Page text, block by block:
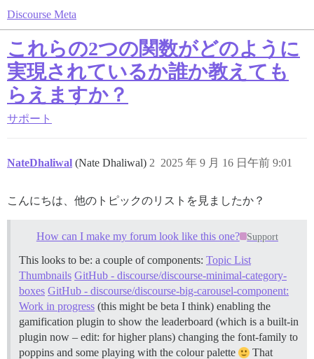
Discourse Meta
これらの2つの関数がどのように
実現されているか誰か教えても
らえますか？
サポート
NateDhaliwal (Nate Dhaliwal) 2025 年 9 月 16 日午前 9:01
2
こんにちは、他のトピックのリストを見ましたか？
How can I make my forum look like this one? Support
This looks to be: a couple of components: Topic List
Thumbnails GitHub - discourse/discourse-minimal-category-
boxes GitHub - discourse/discourse-big-carousel-component:
Work in progress (this might be beta I think) enabling the
gamification plugin to show the leaderboard (which is a built-in
plugin now – edit: for higher plans) changing the font-family to
poppins and some playing with the colour palette
That